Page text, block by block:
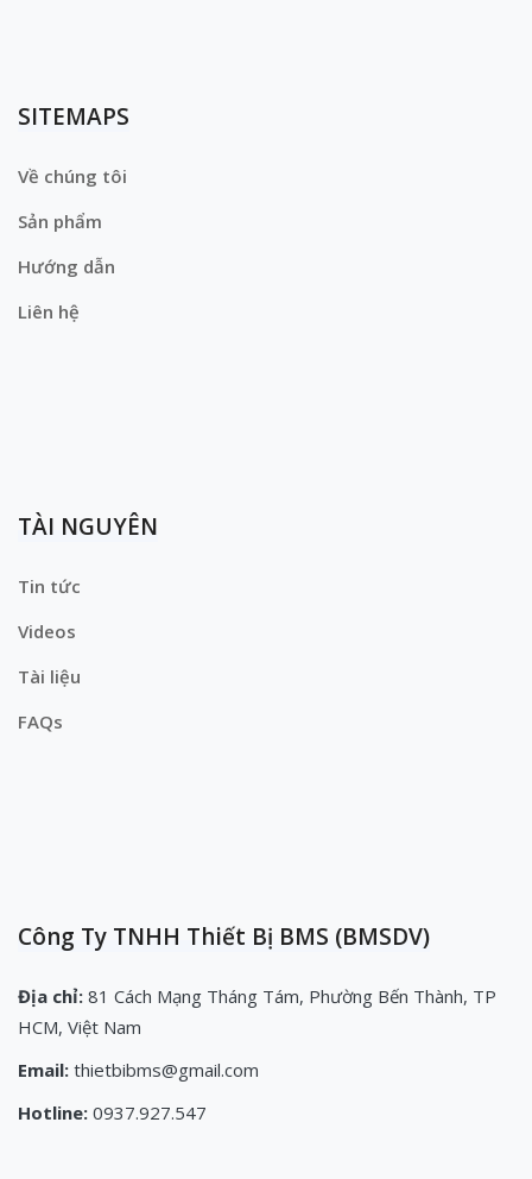
SITEMAPS
Về chúng tôi
Sản phẩm
Hướng dẫn
Liên hệ
TÀI NGUYÊN
Tin tức
Videos
Tài liệu
FAQs
Công Ty TNHH Thiết Bị BMS (BMSDV)
Địa chỉ: 81 Cách Mạng Tháng Tám, Phường Bến Thành, TP
HCM, Việt Nam
Email: thietbibms@gmail.com
Hotline: 0937.927.547